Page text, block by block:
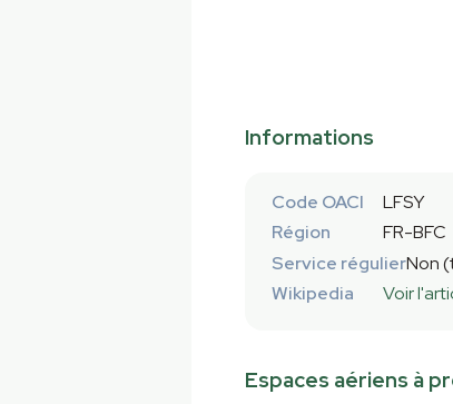
Informations
Code OACI
LFSY
Région
FR-BFC
Service régulierNon
Wikipedia
Voir
Espaces aériens à